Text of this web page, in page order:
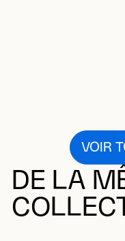
VOIR
DE LA